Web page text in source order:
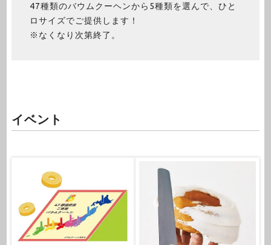
47種類のバウムクーヘンから5種類を選んで、ひと
ロサイズでご提供します！
※なくなり次第終了。
イベント